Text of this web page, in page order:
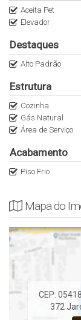
10 Min do Clube
Aceita Pet
Elevador
Destaques
Alto Padrão
Estrutura
Cozinha
Gás Natural
Área de Serviço
Acabamento
Piso Frio
Mapa do
CEP:
372